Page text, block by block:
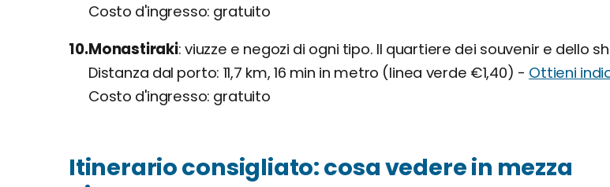
Costo d'ingresso: gratuito
Monastiraki viuzze e negozi di ogni tipo. Il quartiere dei souvenir e dello
Distanza dal porto: 11,7 km, 16 min in metro (linea verde €1,40) - Ottieni
Costo d'ingresso: gratuito
Itinerario consigliato: cosa vedere in mezza